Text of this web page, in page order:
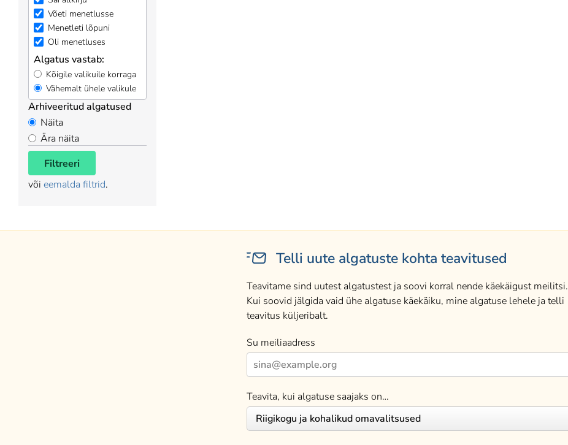
Võeti menetlusse
Menetleti lõpuni
Oli menetluses
Algatus vastab:
Kõigile valikuile korraga
Vähemalt ühele valikule
Arhiveeritud algatused
Näita
Ära näita
Filtreeri
või eemalda filtrid.
Telli uute algatuste kohta teavitused
Teavitame sind uutest algatustest ja soovi korral nende käekäigust meilitsi.
Kui soovid jälgida vaid ühe algatuse käekäiku, mine algatuse lehele ja telli
teavitus küljeribalt.
Su meiliaadress
Teavita, kui algatuse saajaks on…